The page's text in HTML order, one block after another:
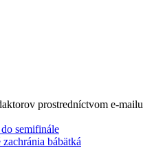
prostredníctvom e-
semifinále
bábätká